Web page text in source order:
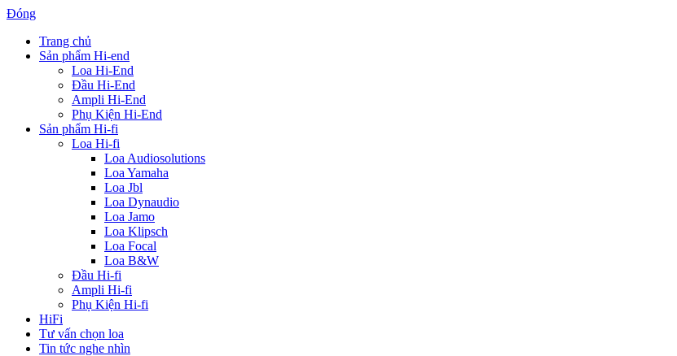
Đóng
Trang chủ
Sản phẩm Hi-end
Loa Hi-End
Đầu Hi-End
Ampli Hi-End
Phụ Kiện Hi-End
Sản phẩm Hi-fi
Loa Hi-fi
Loa Audiosolutions
Loa Yamaha
Loa Jbl
Loa Dynaudio
Loa Jamo
Loa Klipsch
Loa Focal
Loa B&W
Đầu Hi-fi
Ampli Hi-fi
Phụ Kiện Hi-fi
HiFi
Tư vấn chọn loa
Tin tức nghe nhìn